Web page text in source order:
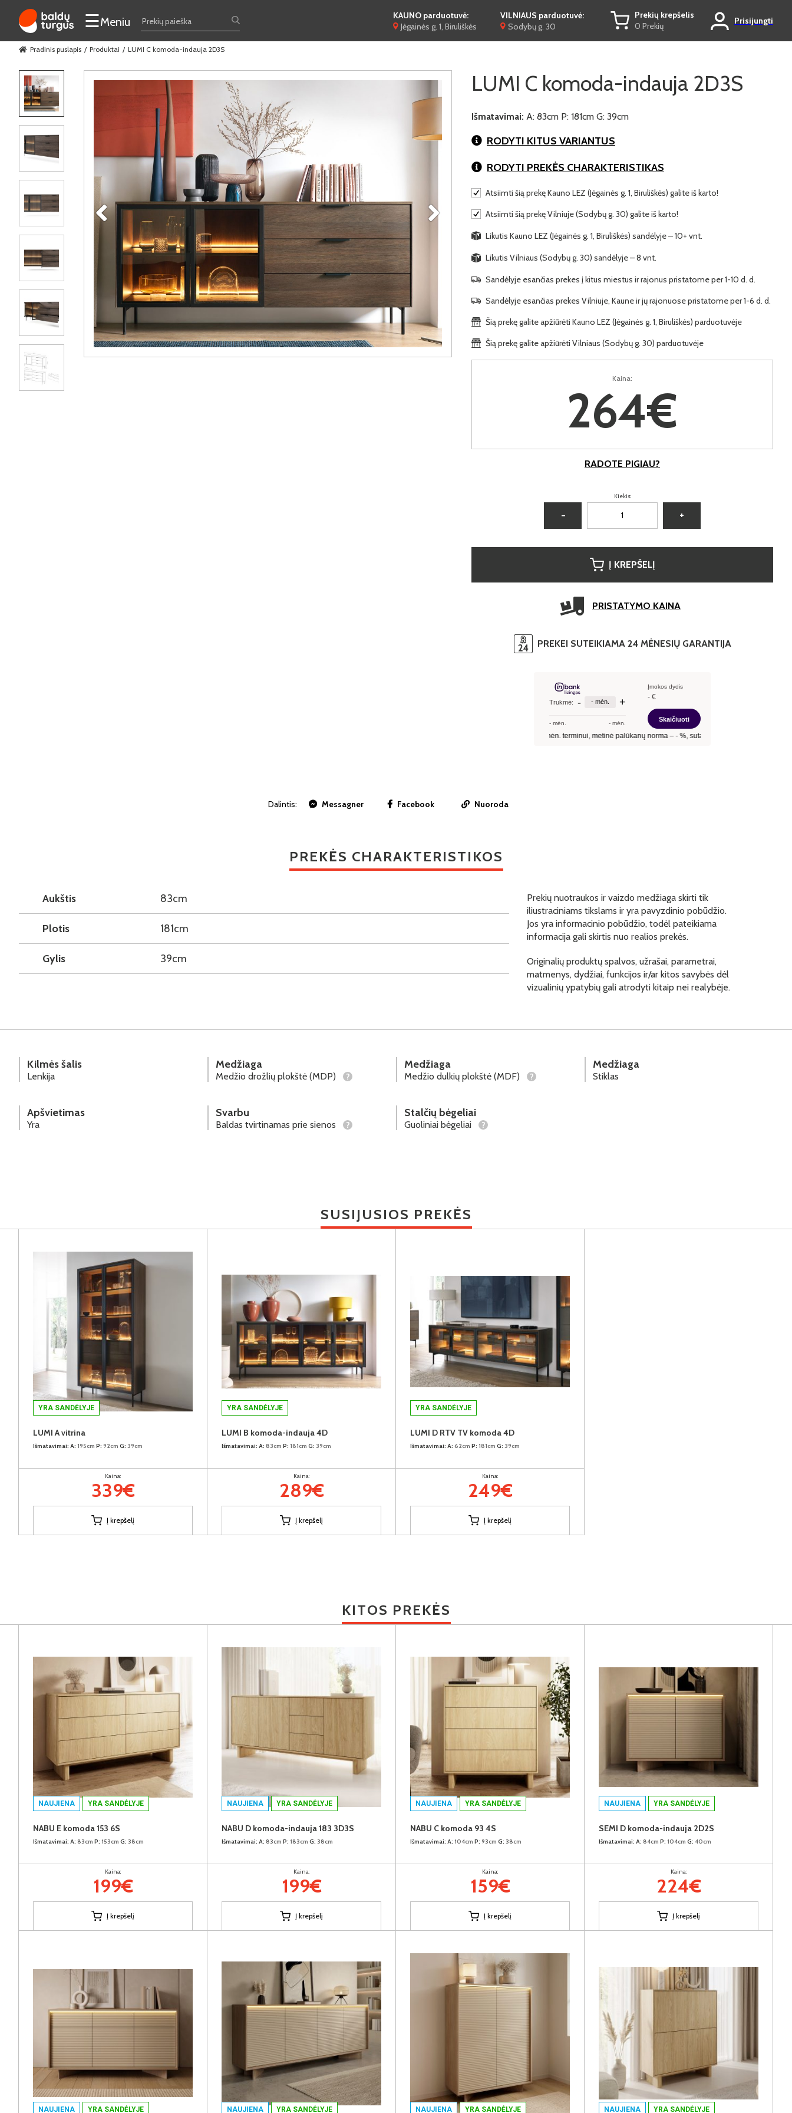
☰Meniu
KAUNO parduotuvė:
Jėgainės g. 1, Biruliškės
VILNIAUS parduotuvė:
Sodybų g. 30
Prekių krepšelis
0 Prekių
Prisijungti
Pradinis puslapis Produktai LUMI C komoda-indauja 2D3S
LUMI C komoda-indauja 2D3S
Išmatavimai: A: 83cm P: 181cm G: 39cm
RODYTI KITUS VARIANTUS
RODYTI PREKĖS CHARAKTERISTIKAS
Atsiimti šią prekę Kauno LEZ (Jėgainės g. 1, Biruliškės) galite iš karto!
Atsiimti šią prekę Vilniuje (Sodybų g. 30) galite iš karto!
Likutis Kauno LEZ (Jėgainės g. 1, Biruliškės) sandėlyje – 10+ vnt.
Likutis Vilniaus (Sodybų g. 30) sandėlyje – 8 vnt.
Sandėlyje esančias prekes į kitus miestus ir rajonus pristatome per 1-10 d. d.
Sandėlyje esančias prekes Vilniuje, Kaune ir jų rajonuose pristatome per 1-6 d. d.
Šią prekę galite apžiūrėti Kauno LEZ (Jėgainės g. 1, Biruliškės) parduotuvėje
Šią prekę galite apžiūrėti Vilniaus (Sodybų g. 30) parduotuvėje
Kaina:
264€
RADOTE PIGIAU?
Kiekis:
− +
Į KREPŠELĮ
PRISTATYMO KAINA
PREKEI SUTEIKIAMA 24 MĖNESIŲ GARANTIJA
Dalintis: Messagner Facebook Nuoroda
PREKĖS CHARAKTERISTIKOS
Aukštis 83cm
Plotis 181cm
Gylis 39cm
Prekių nuotraukos ir vaizdo medžiaga skirti tik
iliustraciniams tikslams ir yra pavyzdinio pobūdžio.
Jos yra informacinio pobūdžio, todėl pateikiama
informacija gali skirtis nuo realios prekės.
Originalių produktų spalvos, užrašai, parametrai,
matmenys, dydžiai, funkcijos ir/ar kitos savybės dėl
vizualinių ypatybių gali atrodyti kitaip nei realybėje.
Kilmės šalis
Lenkija
Medžiaga
Medžio drožlių plokštė (MDP) ?
Medžiaga
Medžio dulkių plokštė (MDF) ?
Medžiaga
Stiklas
Apšvietimas
Yra
Svarbu
Baldas tvirtinamas prie sienos ?
Stalčių bėgeliai
Guoliniai bėgeliai ?
SUSIJUSIOS PREKĖS
YRA SANDĖLYJE
LUMI A vitrina
Išmatavimai: A: 195cm P: 92cm G: 39cm
Kaina:
339€
Į krepšelį
YRA SANDĖLYJE
LUMI B komoda-indauja 4D
Išmatavimai: A: 83cm P: 181cm G: 39cm
Kaina:
289€
Į krepšelį
YRA SANDĖLYJE
LUMI D RTV TV komoda 4D
Išmatavimai: A: 62cm P: 181cm G: 39cm
Kaina:
249€
Į krepšelį
KITOS PREKĖS
NAUJIENA YRA SANDĖLYJE
NABU E komoda 153 6S
Išmatavimai: A: 83cm P: 153cm G: 38cm
Kaina:
199€
Į krepšelį
NAUJIENA YRA SANDĖLYJE
NABU D komoda-indauja 183 3D3S
Išmatavimai: A: 83cm P: 183cm G: 38cm
Kaina:
199€
Į krepšelį
NAUJIENA YRA SANDĖLYJE
NABU C komoda 93 4S
Išmatavimai: A: 104cm P: 93cm G: 38cm
Kaina:
159€
Į krepšelį
NAUJIENA YRA SANDĖLYJE
SEMI D komoda-indauja 2D2S
Išmatavimai: A: 84cm P: 104cm G: 40cm
Kaina:
224€
Į krepšelį
NAUJIENA YRA SANDĖLYJE NAUJIENA YRA SANDĖLYJE NAUJIENA YRA SANDĖLYJE NAUJIENA YRA SANDĖLYJE